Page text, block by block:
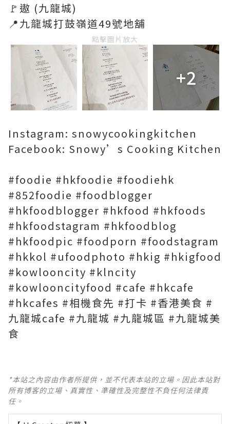
🚩遨 (九龍城)
📍九龍城打鼓嶺道49號地舖
點擊圖片放大
+2
Instagram: snowycookingkitchen
Facebook: Snowy’s Cooking Kitchen
#foodie #hkfoodie #foodiehk
#852foodie #foodblogger
#hkfoodblogger #hkfood #hkfoods
#hkfoodstagram #hkfoodblog
#hkfoodpic #foodporn #foodstagram
#hkkol #ufoodphoto #hkig #hkigfood
#kowlooncity #klncity
#kowlooncityfood #cafe #hkcafe
#hkcafes #相機食先 #打卡 #香港美食 #
九龍城cafe #九龍城 #九龍城區 #九龍城美
食
*本站之內容由作者所提供，並不代表本站的立場。因此本站對
所有博客的立場、真實性、準確性及完整性不負任何法律責
任。